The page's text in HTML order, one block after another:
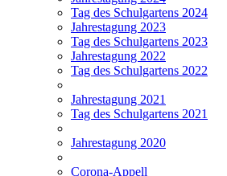
Tag des Schulgartens 2024
Jahrestagung 2023
Tag des Schulgartens 2023
Jahrestagung 2022
Tag des Schulgartens 2022
Jahrestagung 2021
Tag des Schulgartens 2021
Jahrestagung 2020
Corona-Appell